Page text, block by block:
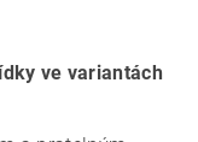
ve variantách